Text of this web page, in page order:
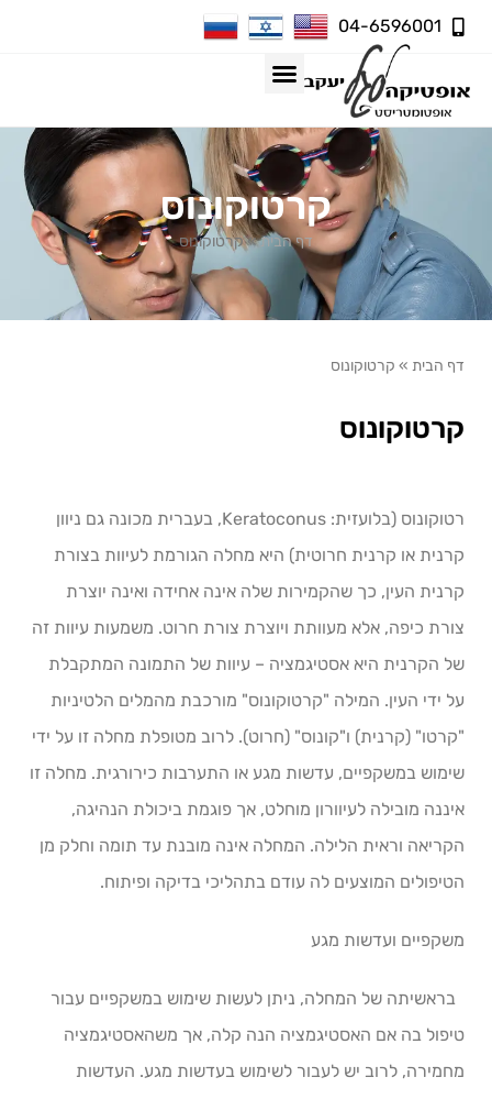
04-6596001
קרטוקונוס
דף הבית»קרטוקונוס
דף הבית » קרטוקונוס
קרטוקונוס
רטוקונוס (בלועזית: Keratoconus, בעברית מכונה גם ניוון
קרנית או קרנית חרוטית) היא מחלה הגורמת לעיוות בצורת
קרנית העין, כך שהקמירות שלה אינה אחידה ואינה יוצרת
צורת כיפה, אלא מעוותת ויוצרת צורת חרוט. משמעות עיוות זה
של הקרנית היא אסטיגמציה – עיוות של התמונה המתקבלת
על ידי העין. המילה "קרטוקונוס" מורכבת מהמלים הלטיניות
"קרטו" (קרנית) ו"קונוס" (חרוט). לרוב מטופלת מחלה זו על ידי
שימוש במשקפיים, עדשות מגע או התערבות כירורגית. מחלה זו
איננה מובילה לעיוורון מוחלט, אך פוגמת ביכולת הנהיגה,
הקריאה וראית הלילה. המחלה אינה מובנת עד תומה וחלק מן
הטיפולים המוצעים לה עודם בתהליכי בדיקה ופיתוח.
משקפיים ועדשות מגע
בראשיתה של המחלה, ניתן לעשות שימוש במשקפיים עבור
טיפול בה אם האסטיגמציה הנה קלה, אך משהאסטיגמציה
מחמירה, לרוב יש לעבור לשימוש בעדשות מגע. העדשות